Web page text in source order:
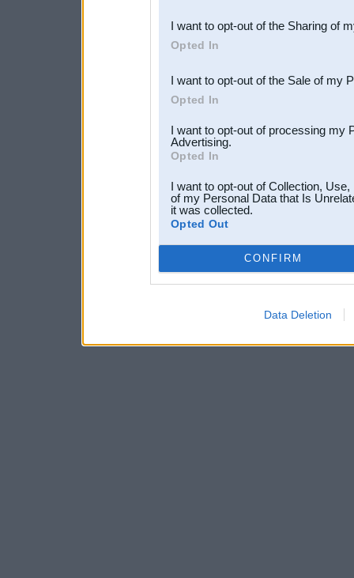
Downstream Participants
third parties.
I want to opt-out of the Sharing of
Opted In
I want to opt-out of the Sale of my
Opted In
I want to opt-out of processing my
Advertising.
Opted In
I want to opt-out of Collection,
of my Personal Data that Is
it was collected.
Opted Out
CONFIRM
Data Deletion